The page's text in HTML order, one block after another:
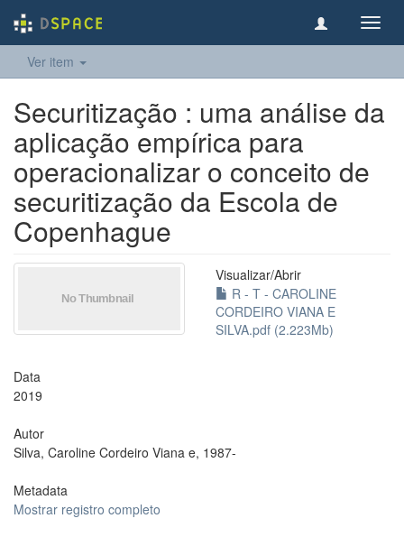
Ver item
Securitização : uma análise da
aplicação empírica para
operacionalizar o conceito de
securitização da Escola de
Copenhague
Visualizar/Abrir
R - T - CAROLINE
CORDEIRO VIANA E
SILVA.pdf (2.223Mb)
Data
2019
Autor
Silva, Caroline Cordeiro Viana e, 1987-
Metadata
Mostrar registro completo